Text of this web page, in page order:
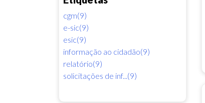
cgm(9)
e-sic(9)
esic(9)
informação ao cidadão(9)
relatório(9)
solicitações de inf...(9)